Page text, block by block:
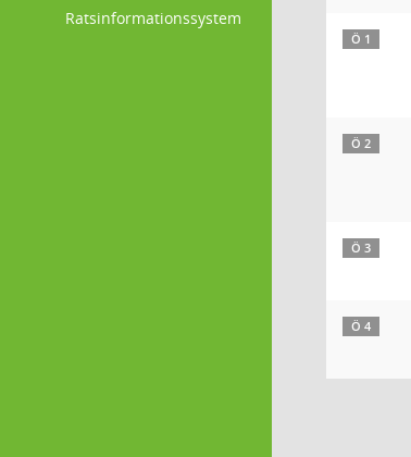
Ratsinformationssystem
Ö 1
Ö 2
Ö 3
Ö 4